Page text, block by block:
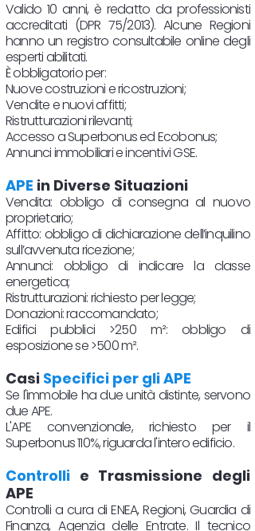
Valido 10 anni, è redatto da professionisti
accreditati (DPR 75/2013). Alcune Regioni
hanno un registro consultabile online degli
esperti abilitati.
È obbligatorio per:
Nuove costruzioni e ricostruzioni;
Vendite e nuovi affitti;
Ristrutturazioni rilevanti;
Accesso a Superbonus ed Ecobonus;
Annunci immobiliari e incentivi GSE.
APE in Diverse Situazioni
Vendita: obbligo di consegna al nuovo
proprietario;
Affitto: obbligo di dichiarazione dell’inquilino
sull’avvenuta ricezione;
Annunci: obbligo di indicare la classe
energetica;
Ristrutturazioni: richiesto per legge;
Donazioni: raccomandato;
Edifici pubblici >250 m²: obbligo di
esposizione se >500 m².
Casi Specifici per gli APE
Se l'immobile ha due unità distinte, servono
due APE.
L'APE convenzionale, richiesto per il
Superbonus 110%, riguarda l'intero edificio.
Controlli e Trasmissione degli
APE
Controlli a cura di ENEA, Regioni, Guardia di
Finanza, Agenzia delle Entrate. Il tecnico